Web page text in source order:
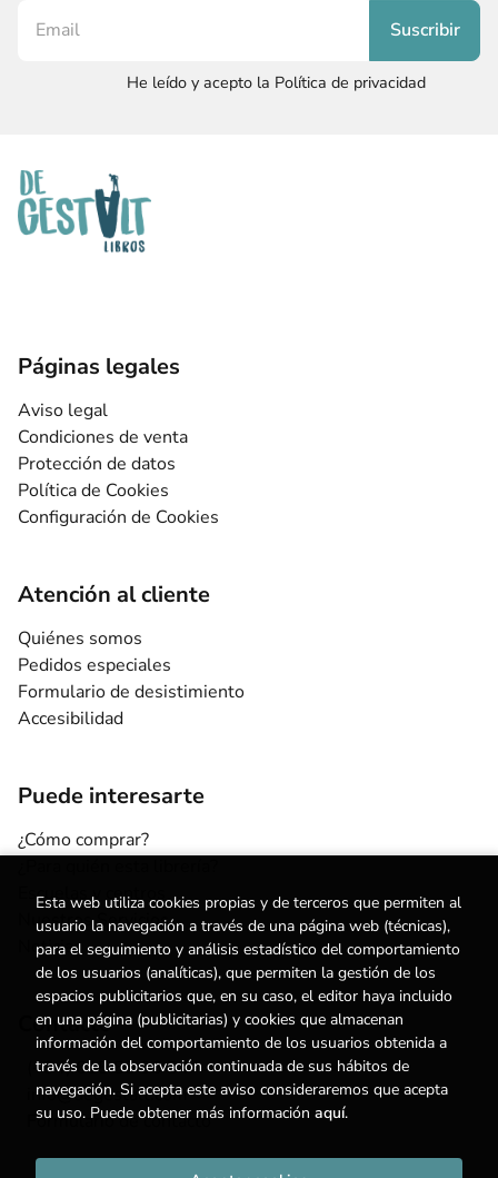
He leído y acepto la Política de privacidad
Páginas legales
Aviso legal
Condiciones de venta
Protección de datos
Política de Cookies
Configuración de Cookies
Atención al cliente
Quiénes somos
Pedidos especiales
Formulario de desistimiento
Accesibilidad
Puede interesarte
¿Cómo comprar?
Escuelas y centros
Nuestros Servicios
Noticias
Contacto
(+34) 615 55 96 54
info@degestalt.com
Formulario de contacto
Esta web utiliza cookies propias y de terceros que permiten al
usuario la navegación a través de una página web (técnicas),
para el seguimiento y análisis estadístico del comportamiento
de los usuarios (analíticas), que permiten la gestión de los
espacios publicitarios que, en su caso, el editor haya incluido
en una página (publicitarias) y cookies que almacenan
información del comportamiento de los usuarios obtenida a
través de la observación continuada de sus hábitos de
navegación. Si acepta este aviso consideraremos que acepta
su uso. Puede obtener más información aquí.